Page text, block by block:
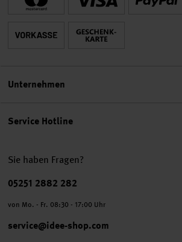
Service Hotline
Sie haben Fragen?
Telefonnummer
05251 2882 282
von Mo. - Fr. 08:30 - 17:00 Uhr
service@idee-shop.com
Unternehmen